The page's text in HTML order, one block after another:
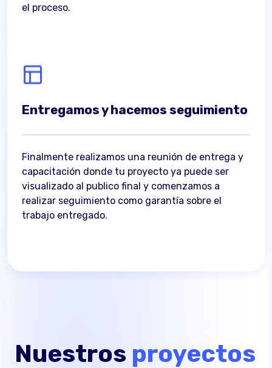
el proceso.
Entregamos y hacemos seguimiento
Finalmente realizamos una reunión de entrega y
capacitación donde tu proyecto ya puede ser
visualizado al publico final y comenzamos a
realizar seguimiento como garantía sobre el
trabajo entregado.
Nuestros proyectos